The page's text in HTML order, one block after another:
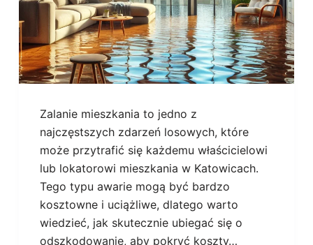
Zalanie mieszkania to jedno z
najczęstszych zdarzeń losowych, które
może przytrafić się każdemu właścicielowi
lub lokatorowi mieszkania w Katowicach.
Tego typu awarie mogą być bardzo
kosztowne i uciążliwe, dlatego warto
wiedzieć, jak skutecznie ubiegać się o
odszkodowanie, aby pokryć koszty…